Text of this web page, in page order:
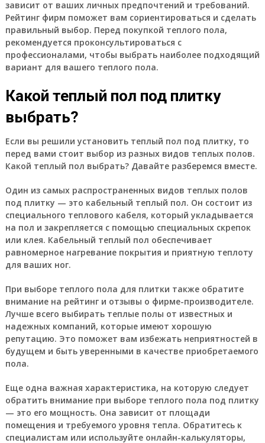
зависит от ваших личных предпочтений и требований.
Рейтинг фирм поможет вам сориентироваться и сделать
правильный выбор. Перед покупкой теплого пола,
рекомендуется проконсультироваться с
профессионалами, чтобы выбрать наиболее подходящий
вариант для вашего теплого пола.
Какой теплый пол под плитку
выбрать?
Если вы решили установить теплый пол под плитку, то
перед вами стоит выбор из разных видов теплых полов.
Какой теплый пол выбрать? Давайте разберемся вместе.
Один из самых распространенных видов теплых полов
под плитку — это кабельный теплый пол. Он состоит из
специального теплового кабеля, который укладывается
на пол и закрепляется с помощью специальных скрепок
или клея. Кабельный теплый пол обеспечивает
равномерное нагревание покрытия и приятную теплоту
для ваших ног.
При выборе теплого пола для плитки также обратите
внимание на рейтинг и отзывы о фирме-производителе.
Лучше всего выбирать теплые полы от известных и
надежных компаний, которые имеют хорошую
репутацию. Это поможет вам избежать неприятностей в
будущем и быть уверенными в качестве приобретаемого
пола.
Еще одна важная характеристика, на которую следует
обратить внимание при выборе теплого пола под плитку
— это его мощность. Она зависит от площади
помещения и требуемого уровня тепла. Обратитесь к
специалистам или используйте онлайн-калькуляторы,